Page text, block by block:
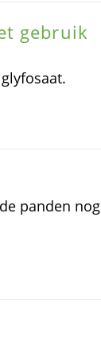
gebruik
panden nog